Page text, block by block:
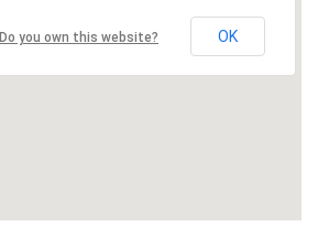
Do you own this website? OK